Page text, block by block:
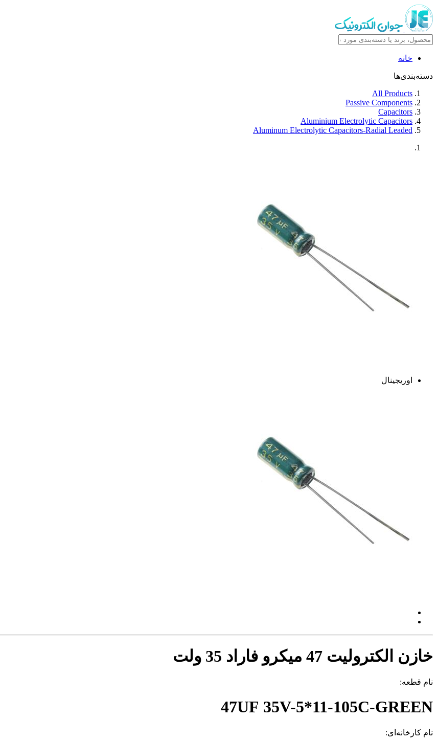
خانه
دسته‌بندی‌ها
All Products
Passive Components
Capacitors
Aluminium Electrolytic Capacitors
Aluminum Electrolytic Capacitors-Radial Leaded
اوریجینال
خازن الکترولیت 47 میکرو فاراد 35 ولت
نام قطعه:
47UF 35V-5*11-105C-GREEN
نام کارخانه‌ای: